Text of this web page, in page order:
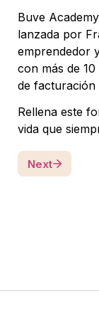
Buve
lanzada por
emprendedor
con más de
de facturación
Rellena este
vida que
Next